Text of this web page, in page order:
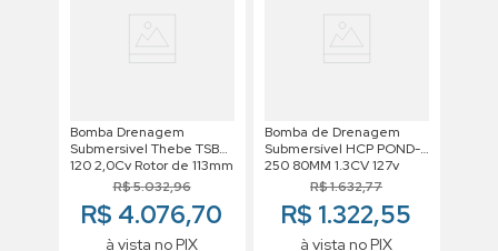
Bomba Drenagem
Submersivel Thebe TSB
120 2,0Cv Rotor de 113mm
Trifasico Motor Weg IP68
R$5.032,96
R$ 4.076,70
à vista no PIX
Bomba de Drenagem
Submersível HCP POND-
250 80MM 1.3CV 127v
Monofasico
R$1.632,77
R$ 1.322,55
à vista no PIX